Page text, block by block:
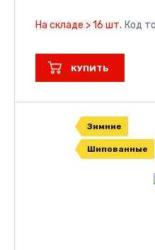
На складе > 16 шт. Код
КУПИТЬ
Зимние
Шипованные